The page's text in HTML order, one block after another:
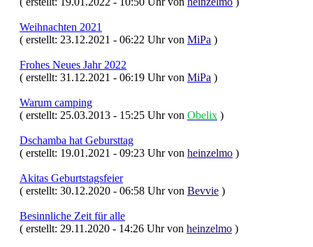
Weihnachten 2021
( erstellt: 23.12.2021 - 06:22 Uhr von MiPa )
Frohes Neues Jahr 2022
( erstellt: 31.12.2021 - 06:19 Uhr von MiPa )
Warum camping
( erstellt: 25.03.2013 - 15:25 Uhr von Obelix )
Dschamba hat Gebursttag
( erstellt: 19.01.2021 - 09:23 Uhr von heinzelmo )
Akitas Geburtstagsfeier
( erstellt: 30.12.2020 - 06:58 Uhr von Bevvie )
Besinnliche Zeit für alle
( erstellt: 29.11.2020 - 14:26 Uhr von heinzelmo )